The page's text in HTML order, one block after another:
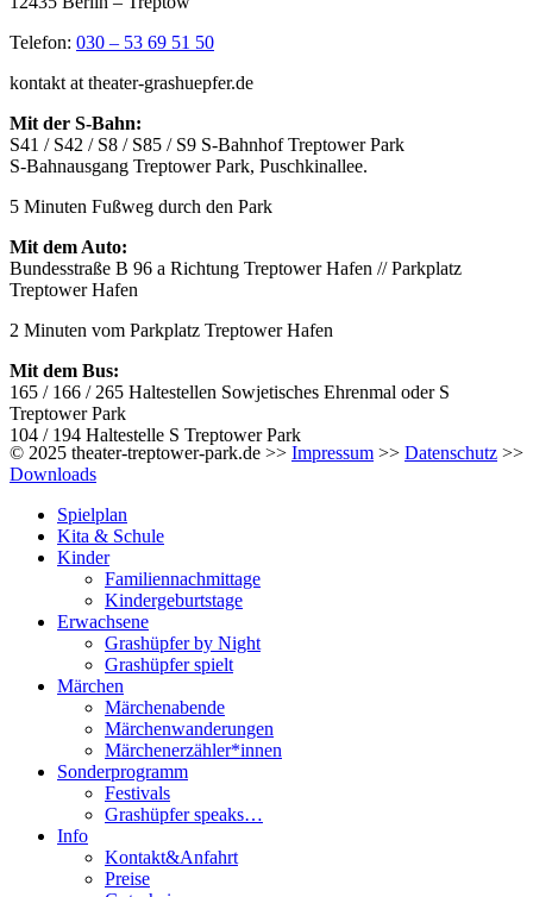
Telefon: 030 – 53 69 51 50
kontakt at theater-grashuepfer.de
Mit der S-Bahn:
S41 / S42 / S8 / S85 / S9 S-Bahnhof Treptower Park
S-Bahnausgang Treptower Park, Puschkinallee.
5 Minuten Fußweg durch den Park
Mit dem Auto:
Bundesstraße B 96 a Richtung Treptower Hafen // Parkplatz
Treptower Hafen
2 Minuten vom Parkplatz Treptower Hafen
Mit dem Bus:
165 / 166 / 265 Haltestellen Sowjetisches Ehrenmal oder S
Treptower Park
104 / 194 Haltestelle S Treptower Park
© 2025 theater-treptower-park.de >> Impressum >> Datenschutz >>
Downloads
Spielplan
Kita & Schule
Kinder
Familiennachmittage
Kindergeburtstage
Erwachsene
Grashüpfer by Night
Grashüpfer spielt
Märchen
Märchenabende
Märchenwanderungen
Märchenerzähler*innen
Sonderprogramm
Festivals
Grashüpfer speaks…
Info
Kontakt&Anfahrt
Preise